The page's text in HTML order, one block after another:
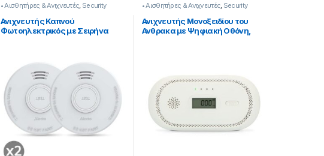
• Αισθητήρες & Ανιχνευτές, Security
Ανιχνευτής Καπνού
Φωτοηλεκτρικός με Σειρήνα
• Αισθητήρες & Ανιχνευτές, Security
Ανιχνευτής Μονοξειδίου του
Ανθρακα με Ψηφιακή Οθόνη,